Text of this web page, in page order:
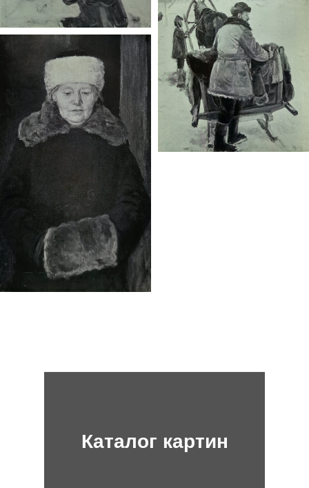
Каталог картин